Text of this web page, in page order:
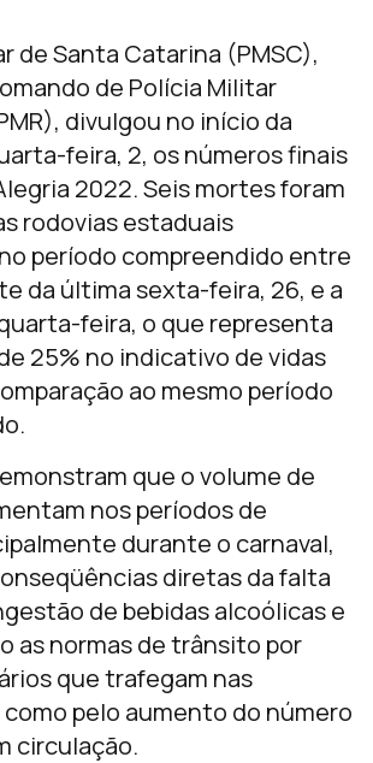
de Santa Catarina (PMSC),
de Polícia Militar
divulgou no início da
feira, 2, os números finais
2022. Seis mortes foram
rodovias estaduais
período compreendido entre
da última sexta-feira, 26, e a
feira, o que representa
25% no indicativo de vidas
ao mesmo período
que o volume de
nos períodos de
durante o carnaval,
diretas da falta
de bebidas alcoólicas e
as normas de trânsito por
que trafegam nas
pelo aumento do número
circulação.